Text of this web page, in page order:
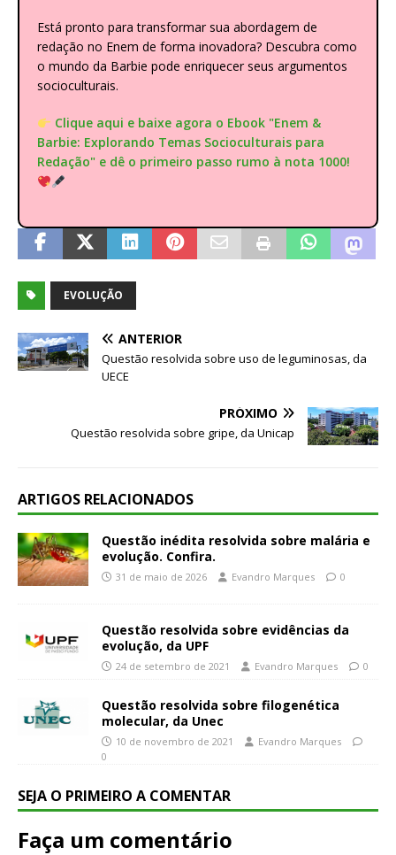
Está pronto para transformar sua abordagem de
redação no Enem de forma inovadora? Descubra como
o mundo da Barbie pode enriquecer seus argumentos
socioculturais.
Clique aqui e baixe agora o Ebook "Enem &
Barbie: Explorando Temas Socioculturais para
Redação" e dê o primeiro passo rumo à nota 1000!
EVOLUÇÃO
ANTERIOR
Questão resolvida sobre uso de leguminosas, da
UECE
PRÓXIMO
Questão resolvida sobre gripe, da Unicap
ARTIGOS RELACIONADOS
Questão inédita resolvida sobre malária e
evolução. Confira.
31 de maio de 2026 Evandro Marques 0
Questão resolvida sobre evidências da
evolução, da UPF
24 de setembro de 2021 Evandro Marques 0
Questão resolvida sobre filogenética
molecular, da Unec
10 de novembro de 2021
Evandro Marques
0
SEJA O PRIMEIRO A COMENTAR
Faça um comentário